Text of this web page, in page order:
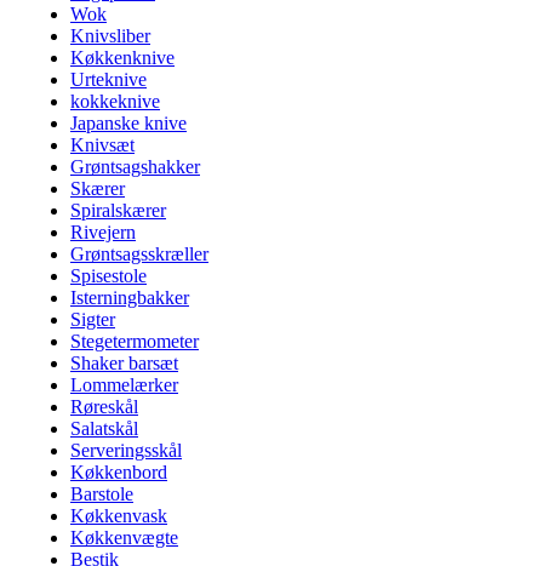
Wok
Knivsliber
Køkkenknive
Urteknive
kokkeknive
Japanske knive
Knivsæt
Grøntsagshakker
Skærer
Spiralskærer
Rivejern
Grøntsagsskræller
Spisestole
Isterningbakker
Sigter
Stegetermometer
Shaker barsæt
Lommelærker
Røreskål
Salatskål
Serveringsskål
Køkkenbord
Barstole
Køkkenvask
Køkkenvægte
Bestik